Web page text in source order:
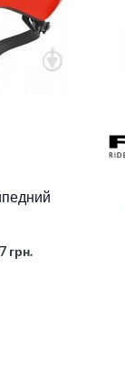
грн.
3
117 грн.